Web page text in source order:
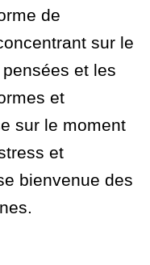
de
sur le
et les
et
sur le moment
et
bienvenue des